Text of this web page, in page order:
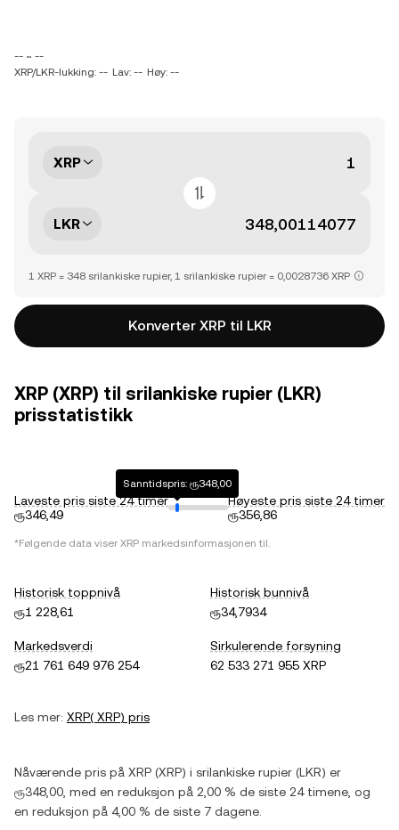
-- ~ --
XRP/LKR-lukking: -- Lav: -- Høy: --
XRP
LKR
1 XRP = 348 srilankiske rupier, 1 srilankiske rupier = 0,0028736 XRP
Konverter XRP til LKR
XRP (XRP) til srilankiske rupier (LKR)
prisstatistikk
Laveste pris siste 24 timer
ரூ346,49
Sanntidspris: ரூ348,00
Høyeste pris siste 24 timer
ரூ356,86
*Følgende data viser XRP markedsinformasjonen til.
Historisk toppnivå
ரூ1 228,61
Historisk bunnivå
ரூ34,7934
Markedsverdi
ரூ21 761 649 976 254
Sirkulerende forsyning
62 533 271 955 XRP
Les mer: XRP( XRP) pris
Nåværende pris på XRP (XRP) i srilankiske rupier (LKR) er
ரூ348,00 , med en reduksjon på 2,00 % de siste 24 timene, og
en reduksjon på 4,00 % de siste 7 dagene.